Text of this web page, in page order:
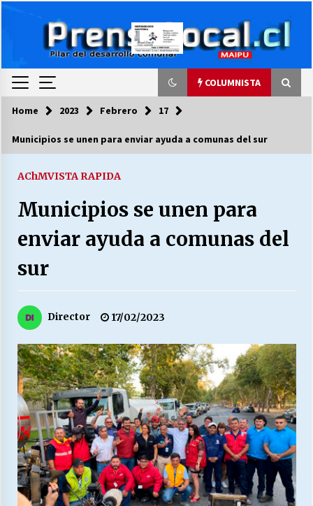
COLUMNISTA
COLUMNISTA
cuándo van a bajar?
LA DC POR SIEMPRE.RECORDANDO 69 AÑOS DE
HISTORIA
27/07/2026
MUNICIPALIDAD, TRABAJADORES, CLIMA
LABORAL:
13/07/2026
Escuela hospitalaria El Carmen de Maipu.
25/06/2026
¿Qué habrían dicho?
23/06/2026
Home 2023 Febrero 17
Municipios se unen para enviar ayuda a comunas del sur
AChMVISTA RAPIDA
Municipios se unen para
enviar ayuda a comunas del
sur
Director 17/02/2023